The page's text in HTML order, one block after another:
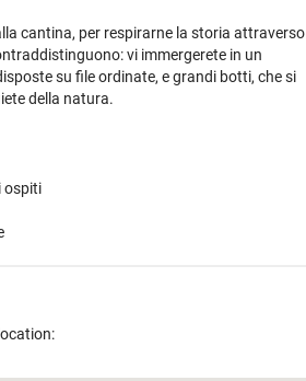
cantina, per respirarne la storia attraverso
vi immergerete in un
su file ordinate, e grandi botti, che si
della natura.
l'integrità e la ricchezza delle uve,
avanzate tecnologie, frutto di rivoluzionarie
ed affinano, nel corso degli anni, le loro
eleganza e longevità.
di degustare 4 etichette,
ospiti